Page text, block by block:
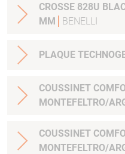
CROSSE 828U
MM
BENELLI
PLAQUE
COUSSINET
MONTEFELTRO/
COUSSINET
MONTEFELTRO/